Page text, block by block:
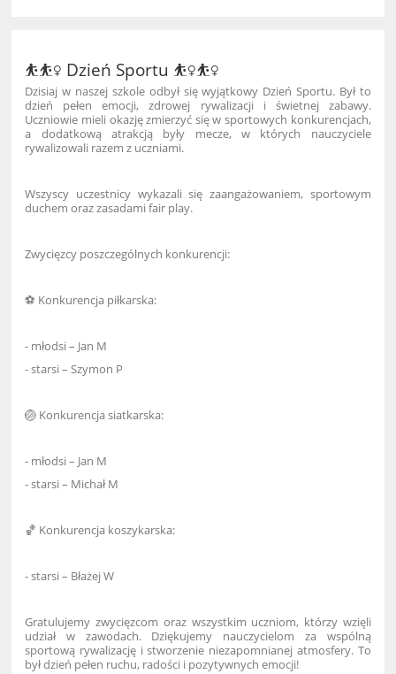
⛹️⛹️‍♀️ Dzień Sportu ⛹️‍♀️⛹️‍♀️
Dzisiaj w naszej szkole odbył się wyjątkowy Dzień Sportu. Był to
dzień pełen emocji, zdrowej rywalizacji i świetnej zabawy.
Uczniowie mieli okazję zmierzyć się w sportowych konkurencjach,
a dodatkową atrakcją były mecze, w których nauczyciele
rywalizowali razem z uczniami.
Wszyscy uczestnicy wykazali się zaangażowaniem, sportowym
duchem oraz zasadami fair play.
Zwycięzcy poszczególnych konkurencji:
⚽ Konkurencja piłkarska:
- młodsi – Jan M
- starsi – Szymon P
🏐 Konkurencja siatkarska:
- młodsi – Jan M
- starsi – Michał M
🏀 Konkurencja koszykarska:
- starsi – Błażej W
Gratulujemy zwycięzcom oraz wszystkim uczniom, którzy wzięli
udział w zawodach. Dziękujemy nauczycielom za wspólną
sportową rywalizację i stworzenie niezapomnianej atmosfery. To
był dzień pełen ruchu, radości i pozytywnych emocji!